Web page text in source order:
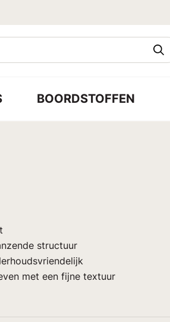
BOORDSTOFFEN
structuur
met een fijne textuur